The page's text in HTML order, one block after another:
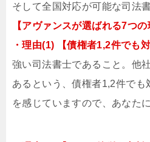
そして全国対応が可能な司法
【アヴァンスが選ばれる7つの
・理由(1) 【債権者1,2件でも
強い司法書士であること。他
あるという、債権者1,2件でも
を感じていますので、あなた